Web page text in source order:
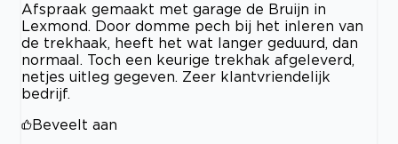
Afspraak gemaakt met garage de Bruijn in
Lexmond. Door domme pech bij het inleren van
de trekhaak, heeft het wat langer geduurd, dan
normaal. Toch een keurige trekhak afgeleverd,
netjes uitleg gegeven. Zeer klantvriendelijk
bedrijf.
Beveelt aan